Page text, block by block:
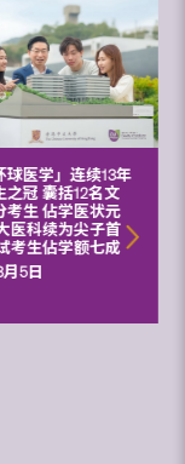
球医学」连续13年
之冠 囊括12名文
考生 佔学医状元
医科续为尖子首
考生佔学额七成
5日